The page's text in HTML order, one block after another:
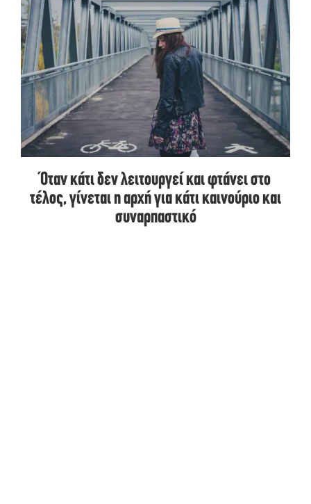
Όταν κάτι δεν λειτουργεί και φτάνει στο
τέλος, γίνεται η αρχή για κάτι καινούριο και
συναρπαστικό